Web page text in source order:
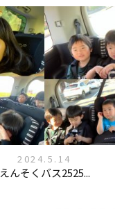
2024.5.14
えんそくバス2525...